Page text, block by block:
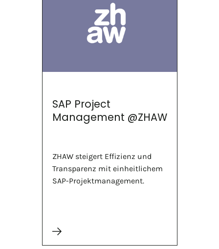
SAP Project
Management @ZHAW
ZHAW steigert Effizienz und
Transparenz mit einheitlichem
SAP-Projektmanagement.